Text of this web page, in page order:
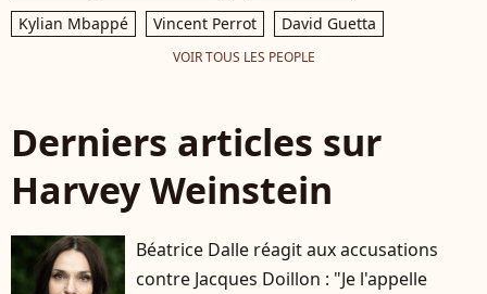
Kylian Mbappé
Vincent Perrot David Guetta
VOIR TOUS LES PEOPLE
Derniers articles sur
Harvey Weinstein
Béatrice Dalle réagit aux accusations
contre Jacques Doillon : "Je l'appelle